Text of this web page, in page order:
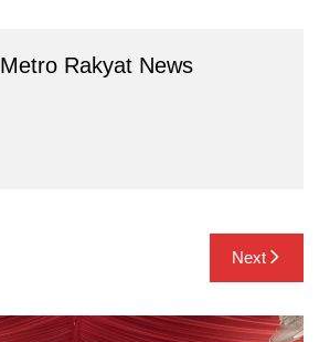
Metro Rakyat News
Next